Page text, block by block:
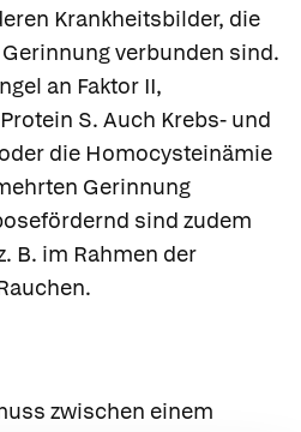
Krankheitsbilder, die
verbunden sind.
an Faktor II,
S. Auch Krebs- und
die Homocysteinämie
Gerinnung
sind zudem
B. im Rahmen der
zwischen einem